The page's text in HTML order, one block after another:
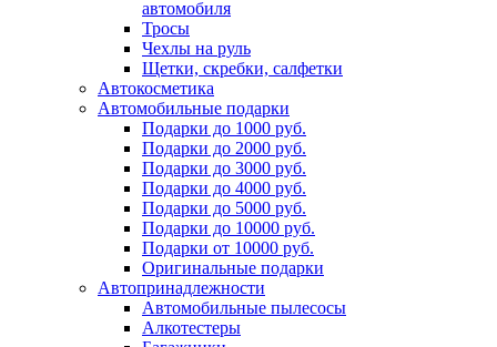
автомобиля
Тросы
Чехлы на руль
Щетки, скребки, салфетки
Автокосметика
Автомобильные подарки
Подарки до 1000 руб.
Подарки до 2000 руб.
Подарки до 3000 руб.
Подарки до 4000 руб.
Подарки до 5000 руб.
Подарки до 10000 руб.
Подарки от 10000 руб.
Оригинальные подарки
Автопринадлежности
Автомобильные пылесосы
Алкотестеры